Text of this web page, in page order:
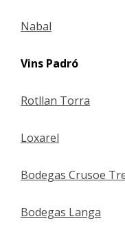
Nabal
Vins Padró
Rotllan Torra
Loxarel
Bodegas Crusoe
Bodegas Langa